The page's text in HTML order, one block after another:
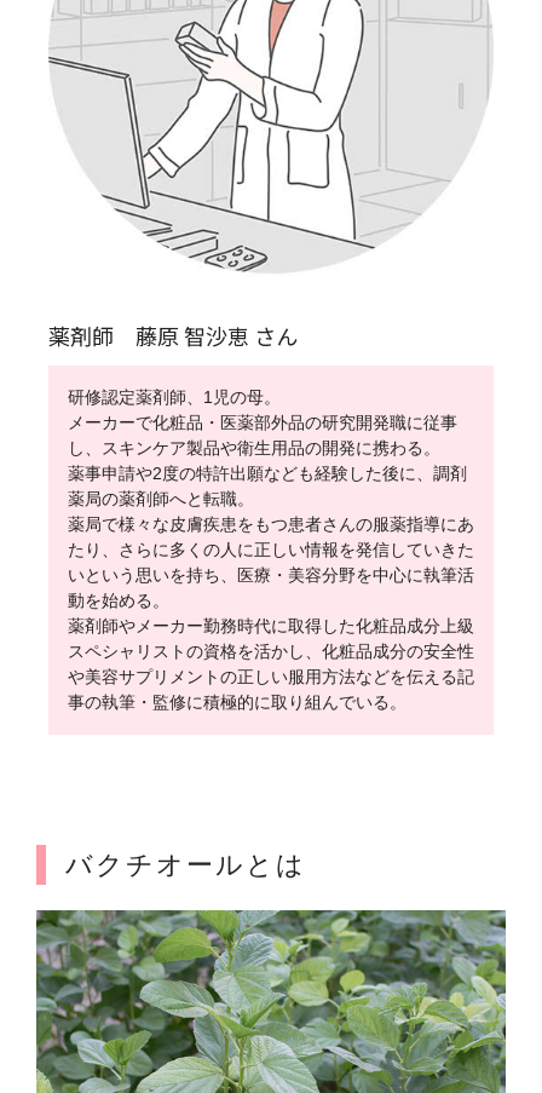
薬剤師 藤原 智沙恵 さん
研修認定薬剤師、1児の母。
メーカーで化粧品・医薬部外品の研究開発職に従事
し、スキンケア製品や衛生用品の開発に携わる。
薬事申請や2度の特許出願なども経験した後に、調剤
薬局の薬剤師へと転職。
薬局で様々な皮膚疾患をもつ患者さんの服薬指導にあ
たり、さらに多くの人に正しい情報を発信していきた
いという思いを持ち、医療・美容分野を中心に執筆活
動を始める。
薬剤師やメーカー勤務時代に取得した化粧品成分上級
スペシャリストの資格を活かし、化粧品成分の安全性
や美容サプリメントの正しい服用方法などを伝える記
事の執筆・監修に積極的に取り組んでいる。
バクチオールとは